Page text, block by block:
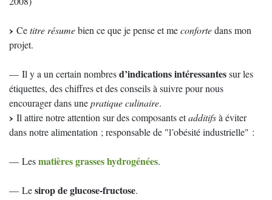
Cetitre résumebien ce que je pense et meconfortedans mon
projet.
— Il y a un certain nombresd’indications intéressantessur les
étiquettes, des chiffres et des conseils à suivre pour nous
encourager dans unepratique culinaire.
Il attire notre attention sur des composants etadditifsà éviter
dans notre alimentation ; responsable de "l’obésité industrielle" :
— Lesmatières grasses hydrogénées.
— Lesirop de glucose-fructose.